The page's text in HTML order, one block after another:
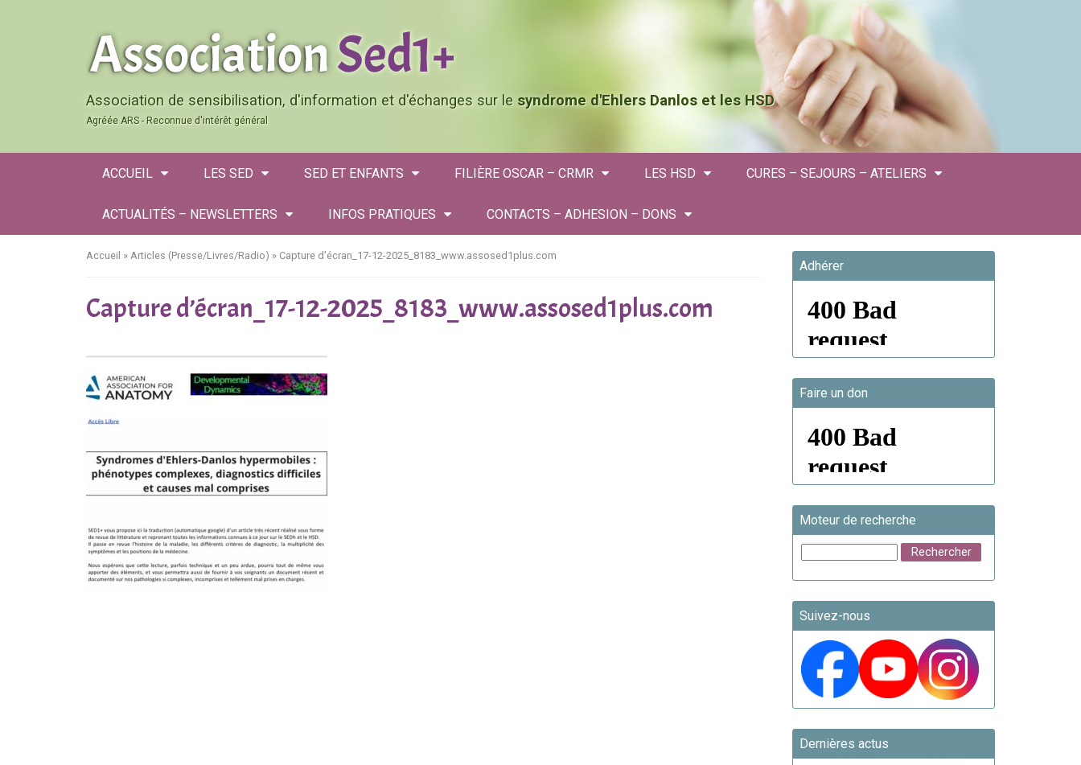
Association de sensibilisation, d'information et d'échanges sur le syndrome d'Ehlers Danlos et les HSD
Agréée ARS - Reconnue d'intérêt général
ACCUEIL LES SED SED ET ENFANTS FILIÈRE OSCAR – CRMR LES HSD CURES – SEJOURS – ATELIERS
ACTUALITÉS – NEWSLETTERS INFOS PRATIQUES CONTACTS – ADHESION – DONS
Accueil » Articles (Presse/Livres/Radio) » Capture d’écran_17-12-2025_8183_www.assosed1plus.com
Capture d’écran_17-12-2025_8183_www.assosed1plus.com
Adhérer
Faire un don
Moteur de recherche
Suivez-nous
Dernières actus